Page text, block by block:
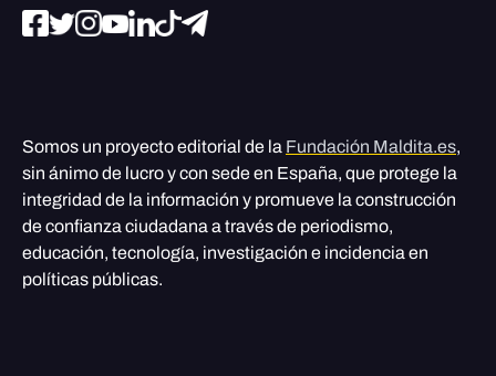
Somos un proyecto editorial de la Fundación Maldita.es,
sin ánimo de lucro y con sede en España, que protege la
integridad de la información y promueve la construcción
de confianza ciudadana a través de periodismo,
educación, tecnología, investigación e incidencia en
políticas públicas.